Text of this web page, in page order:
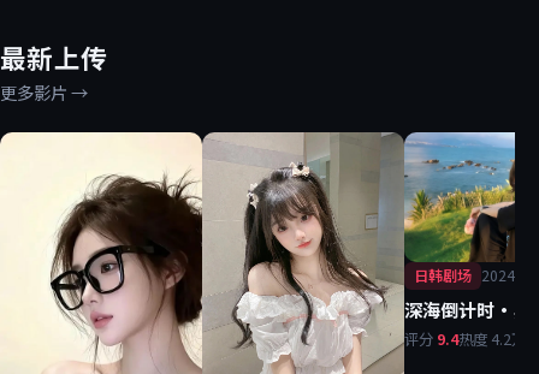
最新上传
更多影片→
日韩剧场 2024
深海倒计时·典
评分 9.4热度 4.2万